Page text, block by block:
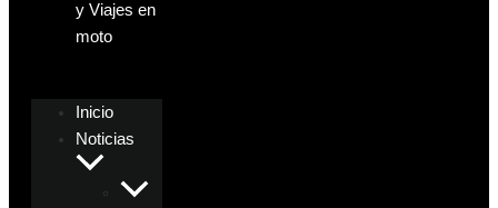
y Viajes en
moto
Inicio
Noticias